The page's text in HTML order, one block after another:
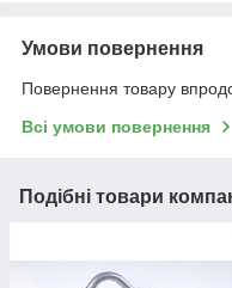
Умови повернення
Повернення товару
Всі умови повернення
Подібні товари